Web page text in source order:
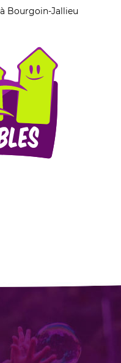
Bourgoin-Jallieu